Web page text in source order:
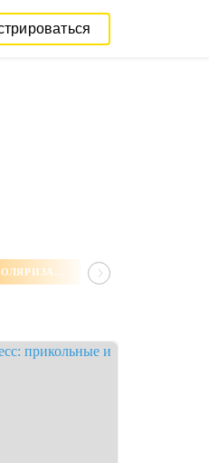
СОЛНЦЕЗАЩИТНЫЕ ОЧКИ С ПОЛЯРИЗАЦИЕЙ